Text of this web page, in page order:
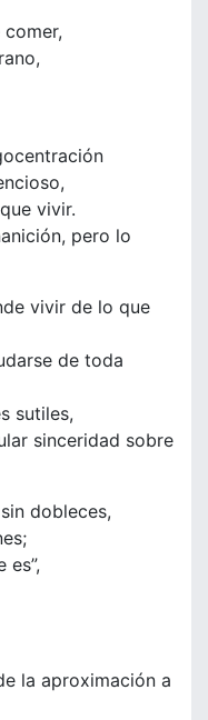
vivir.
pero lo
vivir de lo que
de toda
sutiles,
sinceridad sobre
dobleces,
es”,
la aproximación a